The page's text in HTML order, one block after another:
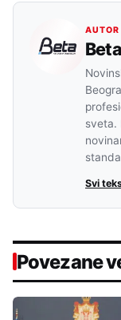
AUTOR
Beta
sveta.
Svi
Povezane